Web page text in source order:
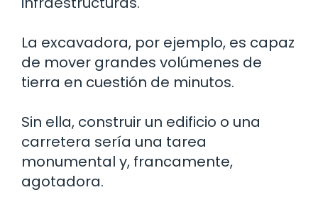
La excavadora, por ejemplo, es capaz
de mover grandes volúmenes de
tierra en cuestión de minutos.
Sin ella, construir un edificio o una
carretera sería una tarea
monumental y, francamente,
agotadora.